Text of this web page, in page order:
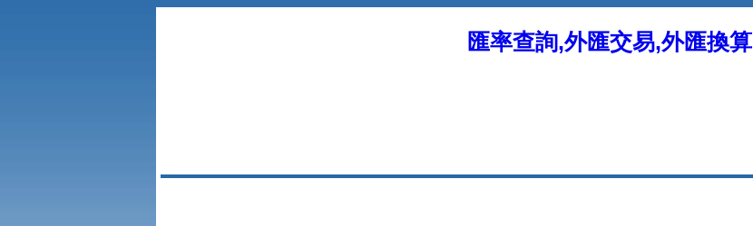
匯率查詢,外匯交易,外匯換算